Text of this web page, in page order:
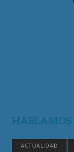
HABLAMOS
ACTUALIDAD